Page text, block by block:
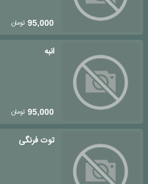
95,000 تومان
انبه
95,000 تومان
توت فرنگی